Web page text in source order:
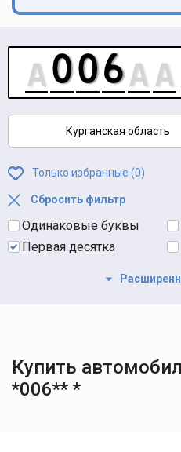
Курганская область
Только избранные (0)
Сбросить фильтр
Одинаковые буквы
Первая десятка
Купить
*006** *